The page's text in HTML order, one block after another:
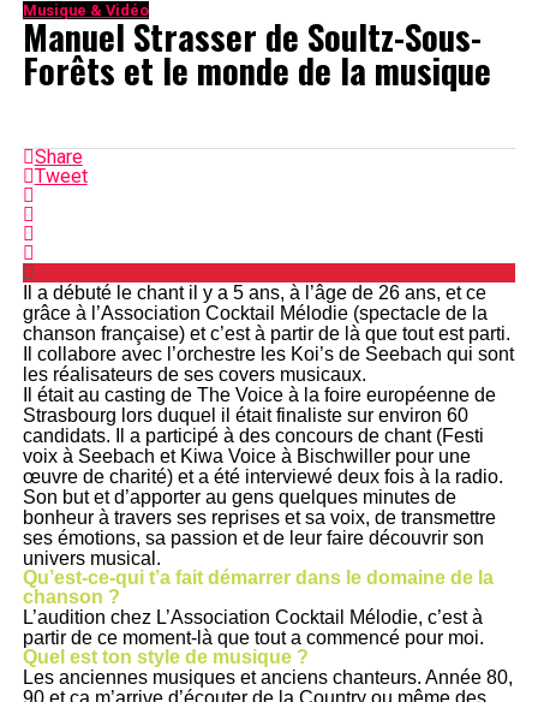
Musique & Vidéo
Manuel Strasser de Soultz-Sous-
Forêts et le monde de la musique
Share
Tweet
Il a débuté le chant il y a 5 ans, à l’âge de 26 ans, et ce
grâce à l’Association Cocktail Mélodie (spectacle de la
chanson française) et c’est à partir de là que tout est parti.
Il collabore avec l’orchestre les Koi’s de Seebach qui sont
les réalisateurs de ses covers musicaux.
Il était au casting de The Voice à la foire européenne de
Strasbourg lors duquel il était finaliste sur environ 60
candidats. Il a participé à des concours de chant (Festi
voix à Seebach et Kiwa Voice à Bischwiller pour une
œuvre de charité) et a été interviewé deux fois à la radio.
Son but et d’apporter au gens quelques minutes de
bonheur à travers ses reprises et sa voix, de transmettre
ses émotions, sa passion et de leur faire découvrir son
univers musical.
Qu’est-ce-qui t’a fait démarrer dans le domaine de la
chanson ?
L’audition chez L’Association Cocktail Mélodie, c’est à
partir de ce moment-là que tout a commencé pour moi.
Quel est ton style de musique ?
Les anciennes musiques et anciens chanteurs. Année 80,
90 et ça m’arrive d’écouter de la Country ou même des